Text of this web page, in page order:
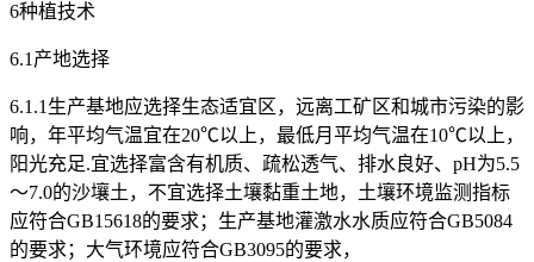
6种植技术
6.1产地选择
6.1.1生产基地应选择生态适宜区，远离工矿区和城市污染的影
响，年平均气温宜在20℃以上，最低月平均气温在10℃以上，
阳光充足.宜选择富含有机质、疏松透气、排水良好、pH为5.5
～7.0的沙壤土，不宜选择土壤黏重土地，土壤环境监测指标
应符合GB15618的要求；生产基地灌激水水质应符合GB5084
的要求；大气环境应符合GB3095的要求，